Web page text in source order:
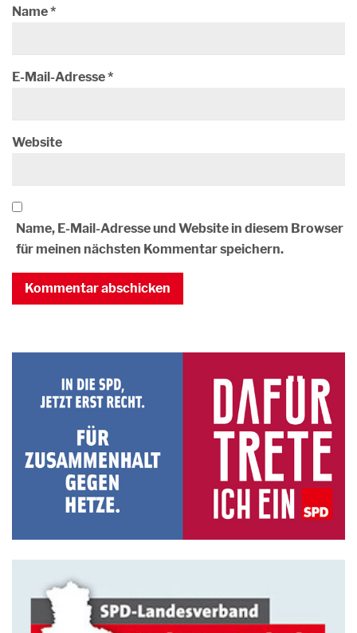
Name*
E-Mail-Adresse*
Website
Name, E-Mail-Adresse und Website in diesem Browser
für meinen nächsten Kommentar speichern.